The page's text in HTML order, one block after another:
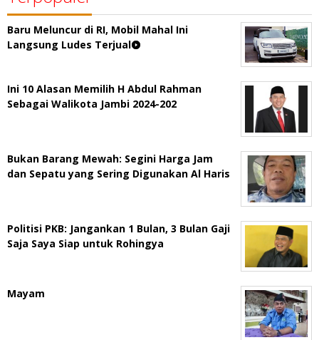
Baru Meluncur di RI, Mobil Mahal Ini
Langsung Ludes Terjual
Ini 10 Alasan Memilih H Abdul Rahman
Sebagai Walikota Jambi 2024-202
Bukan Barang Mewah: Segini Harga Jam
dan Sepatu yang Sering Digunakan Al Haris
Politisi PKB: Jangankan 1 Bulan, 3 Bulan Gaji
Saja Saya Siap untuk Rohingya
Mayam